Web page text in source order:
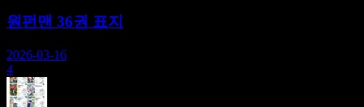
원펀맨 36권 표지
2026-03-16
4